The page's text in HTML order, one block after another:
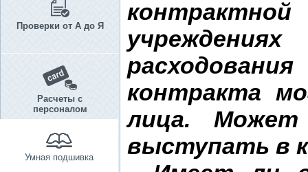
Проверки от А до Я
Расчеты с
персоналом
Умная подшивка
контракта
лица. Может
выступать в